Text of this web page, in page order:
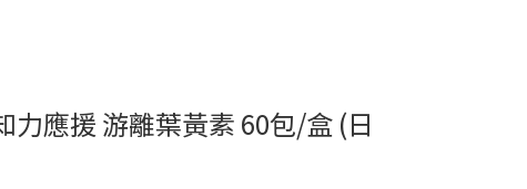
力應援 游離葉黃素 60包/盒 (日